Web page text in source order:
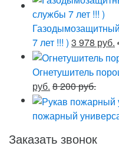
7 лет !!! ) 3 978 руб.
Огнетушитель
руб. 8 200 руб.
пожарный
Заказать звонок